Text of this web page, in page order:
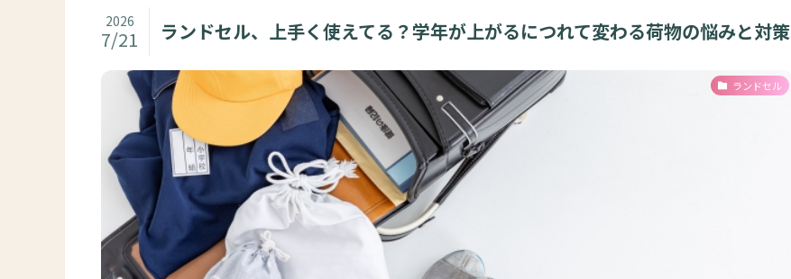
ランドセル、上手く使えてる？学年が上がるにつれて変わる荷物の悩みと対策
2026
7/21
ランドセル